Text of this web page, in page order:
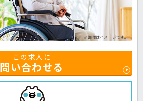
※画像はイメージです。
この求人に
問い合わせる